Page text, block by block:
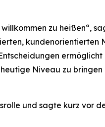
zu heißen“,
Niveau zu
und sagte kurz vor